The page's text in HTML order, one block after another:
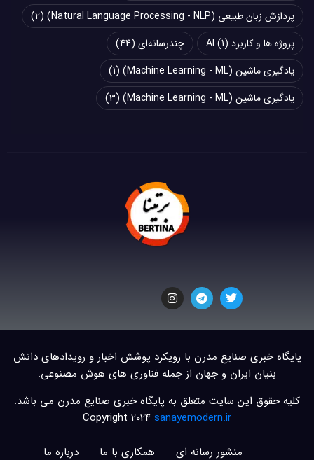
پردازش زبان طبیعی (Natural Language Processing - NLP)
(2)
پروژه ها و کاربرد AI (1) چند‌‌رسانه‌ای (44)
یادگیری ماشین (Machine Learning - ML)
(1)
یادگیری ماشین (Machine Learning - ML)
(3)
پایگاه خبری صنایع مدرن با رویکرد پوشش اخبار و رویدادهای دانش
بنیان ایران و جهان از جمله فناوری های هوش مصنوعی.
کلیه حقوق این سایت متعلق به پایگاه خبری صنایع مدرن می باشد.
Copyright 2024 sanayemodern.ir
منشور رسانه ای همکاری با ما درباره ما